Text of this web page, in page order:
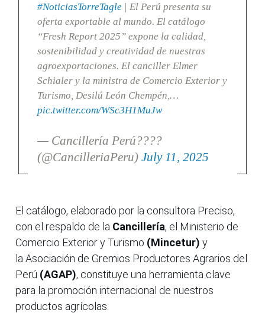
#NoticiasTorreTagle| El Perú presenta su
oferta exportable al mundo. El catálogo
“Fresh Report 2025” expone la calidad,
sostenibilidad y creatividad de nuestras
agroexportaciones. El canciller Elmer
Schialer y la ministra de Comercio Exterior y
Turismo, Desilú León Chempén,…
pic.twitter.com/WSc3H1MuJw
— Cancillería Perú????
(@CancilleriaPeru) July 11, 2025
El catálogo, elaborado por la consultora Preciso,
con el respaldo de la Cancillería, el Ministerio de
Comercio Exterior y Turismo (Mincetur) y
la Asociación de Gremios Productores Agrarios del
Perú (AGAP), constituye una herramienta clave
para la promoción internacional de nuestros
productos agrícolas.